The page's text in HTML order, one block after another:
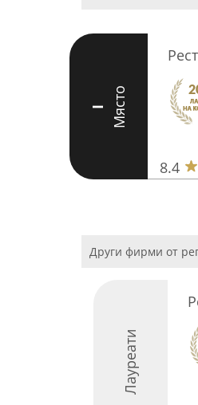
I Място
8.4
Други фирми от
Лауреати